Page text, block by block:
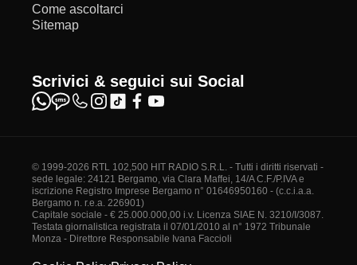
Come ascoltarci
Sitemap
Scrivici & seguici sui Social
© 1999-2026 RTL 102,500 HIT RADIO S.R.L. - Tutti i diritti riservati -
sede legale: 24121 Bergamo, via Clara Maffei, 14/A C.F./P.IVA e
iscrizione Registro Imprese Bergamo n° 01646950160 - (c.c.i.a.a.
Bergamo n. r.e.a. 226901)
Capitale sociale - € 25.000.000,00 i.v. Licenza SIAE N. 3210/I/3087.
Testata giornalistica registrata il 07/01/2010 al n° 1972 Tribunale
Monza - Direttore Responsabile Ivana Faccioli